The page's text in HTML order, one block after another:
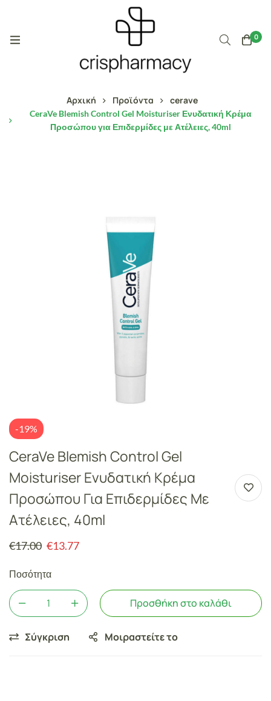
0
Αρχική Προϊόντα cerave
CeraVe Blemish Control Gel Moisturiser Ενυδατική Κρέμα
Προσώπου για Επιδερμίδες με Ατέλειες, 40ml
-19%
CeraVe Blemish Control Gel
Moisturiser Ενυδατική Κρέμα
Προσώπου Για Επιδερμίδες Με
Ατέλειες, 40ml
€17.00 €13.77
Ποσότητα
Προσθήκη στο καλάθι
Σύγκριση Μοιραστείτε το